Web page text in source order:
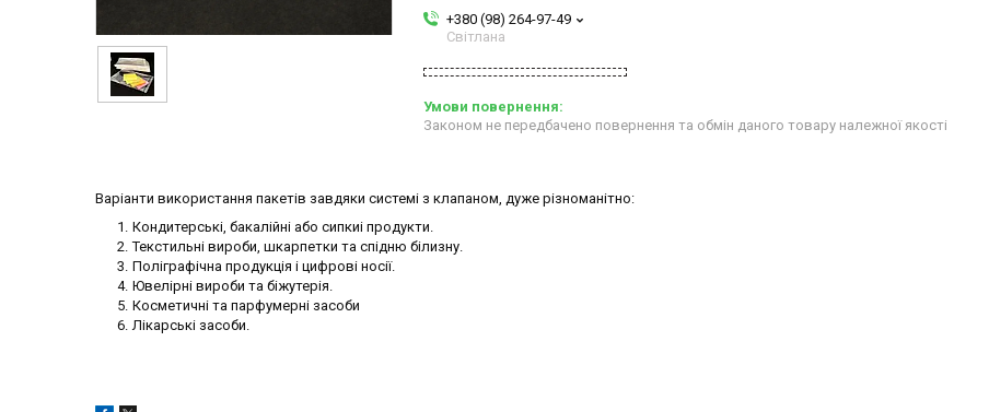
+380 (98) 264-97-49
Світлана
Законом не передбачено повернення та обмін даного товару належної якості
Варіанти використання пакетів завдяки системі з клапаном, дуже різноманітно:
Кондитерські, бакалійні або сипкиі продукти.
Текстильні вироби, шкарпетки та спідню білизну.
Поліграфічна продукція і цифрові носії.
Ювелірні вироби та біжутерія.
Косметичні та парфумерні засоби
Лікарські засоби.